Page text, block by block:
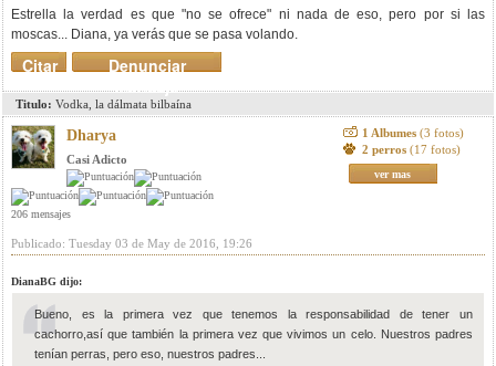
Estrella la verdad es que "no se ofrece" ni nada de eso, pero por si las
moscas... Diana, ya verás que se pasa volando.
Denunciar
mensaje
Citar
Titulo: Vodka, la dálmata bilbaína
Dharya
Casi Adicto
206 mensajes
1 Albumes (3 fotos)
2 perros (17 fotos)
ver mas
Publicado: Tuesday 03 de May de 2016, 19:26
DianaBG dijo:
Bueno, es la primera vez que tenemos la responsabilidad de tener un
cachorro,así que también la primera vez que vivimos un celo. Nuestros padres
tenían perras, pero eso, nuestros padres...